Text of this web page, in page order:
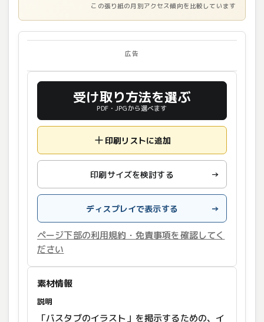
この張り紙の月別アクセス傾向を比較しています
広告
受け取り方法を選ぶ
PDF・JPGから選べます
印刷リストに追加
印刷サイズを検討する →
ディスプレイで表示する →
ページ下部の利用規約・免責事項を確認してく
ださい
素材情報
説明
「バスタブのイラスト」を掲示するための、イ